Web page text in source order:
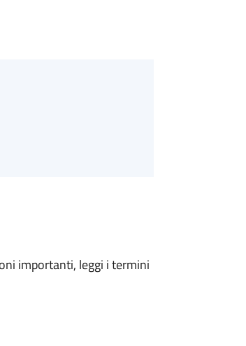
importanti, leggi i termini